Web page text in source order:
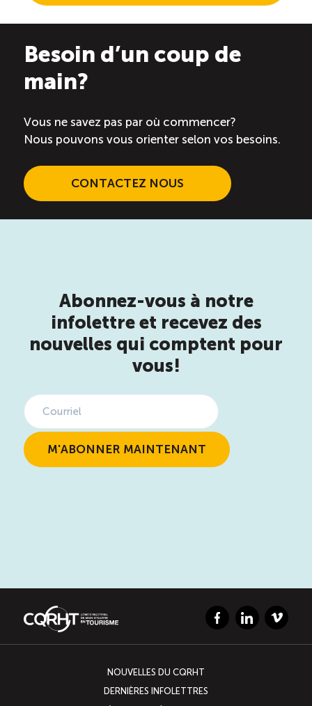
Besoin d’un coup de
main?
Vous ne savez pas par où commencer?
Nous pouvons vous orienter selon vos besoins.
CONTACTEZ NOUS
Abonnez-vous à notre
infolettre et recevez des
nouvelles qui comptent pour
vous!
FacebookLinkedInVimeo
NOUVELLES DU CQRHT
DERNIÈRES INFOLETTRES